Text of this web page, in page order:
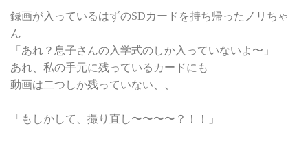
録画が入っているはずのSDカードを持ち帰ったノリちゃ
ん
「あれ？息子さんの入学式のしか入っていないよ〜」
あれ、私の手元に残っているカードにも
動画は二つしか残っていない、、
「もしかして、撮り直し〜〜〜〜？！！」